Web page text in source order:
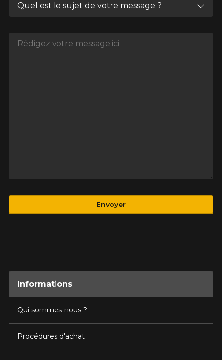
Produit
Envoyer
Informations
Qui sommes-nous ?
Procédures d'achat